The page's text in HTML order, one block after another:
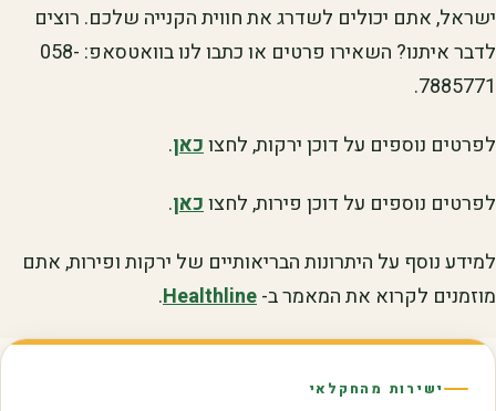
ישראל, אתם יכולים לשדרג את חווית הקנייה שלכם. רוצים
לדבר איתנו? השאירו פרטים או כתבו לנו בוואטסאפ: 058-
7885771.
לפרטים נוספים על דוכן ירקות, לחצוכאן.
לפרטים נוספים על דוכן פירות, לחצוכאן.
למידע נוסף על היתרונות הבריאותיים של ירקות ופירות, אתם
מוזמנים לקרוא את המאמר ב-Healthline
.
ישירות מהחקלאי